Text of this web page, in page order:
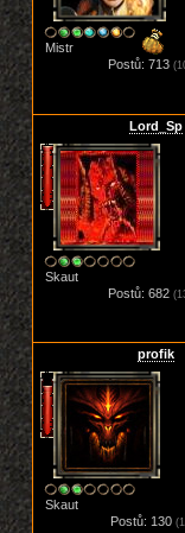
Mistr
Postů: 713
Lord_Sp
Skaut
Postů: 682
profik
Skaut
Postů: 130